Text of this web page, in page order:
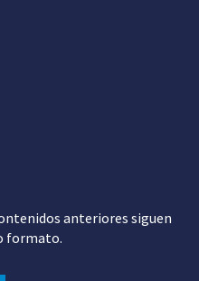
anteriores siguen
formato.